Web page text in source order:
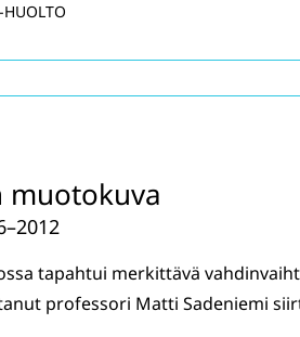
muotokuva
tapahtui merkittävä
professori Matti Sadeniemi